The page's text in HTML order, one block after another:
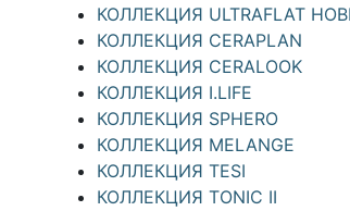
КОЛЛЕКЦИЯ ULTRAFLAT
КОЛЛЕКЦИЯ CERAPLAN
КОЛЛЕКЦИЯ CERALOOK
КОЛЛЕКЦИЯ I.LIFE
КОЛЛЕКЦИЯ SPHERO
КОЛЛЕКЦИЯ MELANGE
КОЛЛЕКЦИЯ TESI
КОЛЛЕКЦИЯ TONIC II